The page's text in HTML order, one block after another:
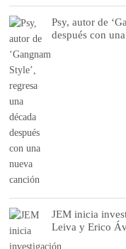
Psy, autor de
después con
JEM inicia
Leiva y Erico